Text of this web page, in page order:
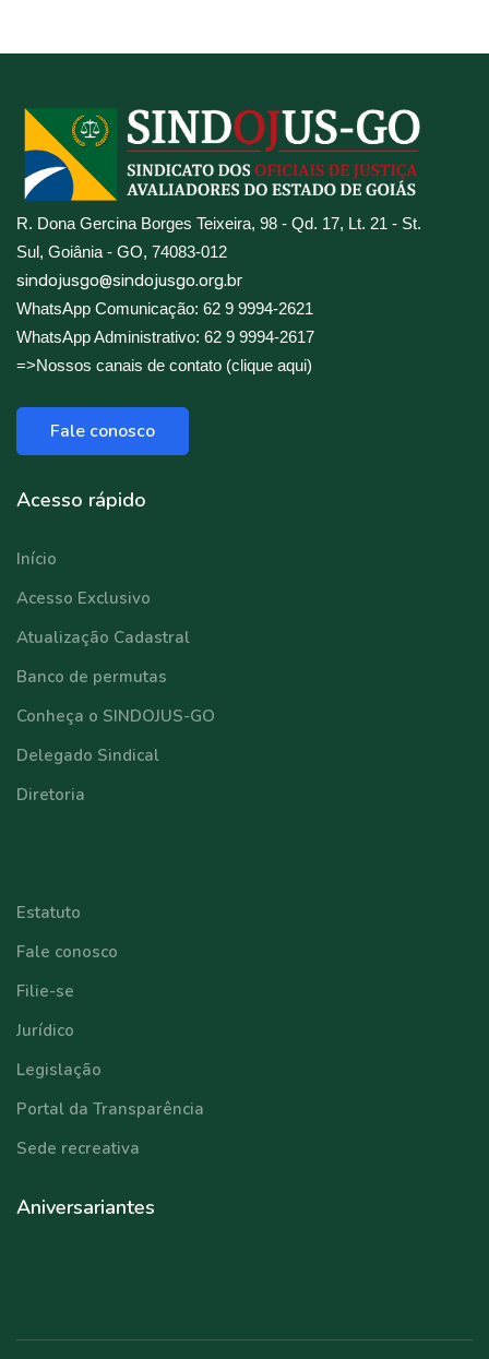
R. Dona Gercina Borges Teixeira, 98 - Qd. 17, Lt. 21 - St.
Sul, Goiânia - GO, 74083-012
sindojusgo@sindojusgo.org.br
WhatsApp Comunicação: 62 9 9994-2621
WhatsApp Administrativo: 62 9 9994-2617
=>Nossos canais de contato (clique aqui)
Fale conosco
Acesso rápido
Início
Acesso Exclusivo
Atualização Cadastral
Banco de permutas
Conheça o SINDOJUS-GO
Delegado Sindical
Diretoria
Estatuto
Fale conosco
Filie-se
Jurídico
Legislação
Portal da Transparência
Sede recreativa
Aniversariantes